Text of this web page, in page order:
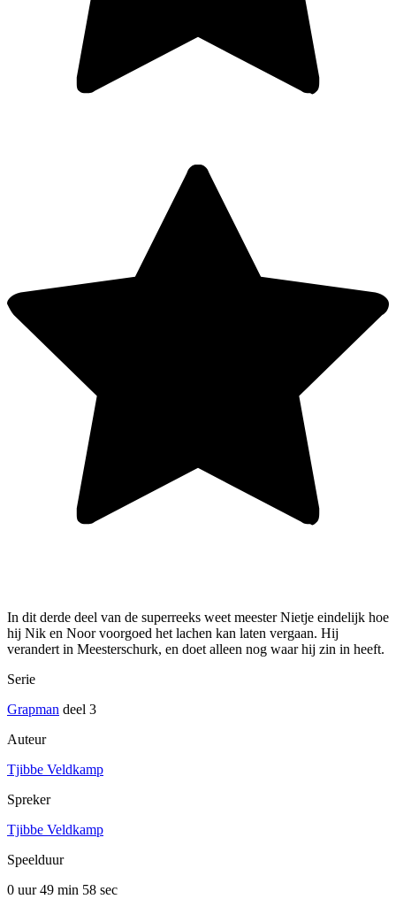
In dit derde deel van de superreeks weet meester Nietje eindelijk hoe
hij Nik en Noor voorgoed het lachen kan laten vergaan. Hij
verandert in Meesterschurk, en doet alleen nog waar hij zin in heeft.
Serie
Grapman deel 3
Auteur
Tjibbe Veldkamp
Spreker
Tjibbe Veldkamp
Speelduur
0 uur 49 min 58 sec